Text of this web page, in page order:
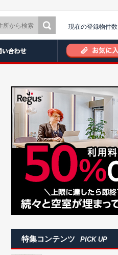
現在の登録物件数
特集コンテンツ PICK UP